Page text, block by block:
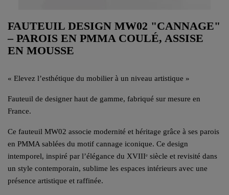
FAUTEUIL DESIGN MW02 "CANNAGE"
– PAROIS EN PMMA COULÉ, ASSISE
EN MOUSSE
« Elevez l’esthétique du mobilier à un niveau artistique »
Fauteuil de designer haut de gamme, fabriqué sur mesure en
France.
Ce fauteuil MW02 associe modernité et héritage grâce à ses parois
en PMMA sablées du motif cannage iconique. Ce design
intemporel, inspiré par l’élégance du XVIIIᵉ siècle et revisité dans
un style contemporain, sublime les espaces intérieurs avec une
présence artistique et raffinée.